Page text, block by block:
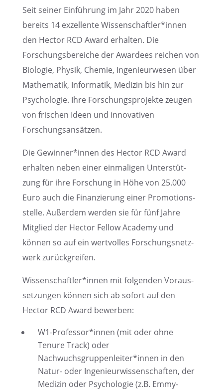
Seit seiner Einfüh­rung im Jahr 2020 haben
bereits 14 exzel­lente Wissenschaftler*innen
den Hector RCD Award erhal­ten. Die
Forschungs­be­rei­che der Awardees reichen von
Biolo­gie, Physik, Chemie, Ingenieur­we­sen über
Mathe­ma­tik, Infor­ma­tik, Medizin bis hin zur
Psycho­lo­gie. Ihre Forschungs­pro­jekte zeugen
von frischen Ideen und innova­ti­ven
Forschungsansätzen.
Die Gewinner*innen des Hector RCD Award
erhal­ten neben einer einma­li­gen Unter­stüt­
zung für ihre Forschung in Höhe von 25.000
Euro auch die Finan­zie­rung einer Promo­ti­ons­
stelle. Außer­dem werden sie für fünf Jahre
Mitglied der Hector Fellow Academy und
können so auf ein wertvol­les Forschungs­netz­
werk zurückgreifen.
Wissenschaftler*innen mit folgen­den Voraus­
set­zun­gen können sich ab sofort auf den
Hector RCD Award bewerben:
W1-Professor*innen (mit oder ohne
Tenure Track) oder
Nachwuchsgruppenleiter*innen in den
Natur- oder Ingenieur­wis­sen­schaf­ten, der
Medizin oder Psycho­lo­gie (z.B. Emmy-